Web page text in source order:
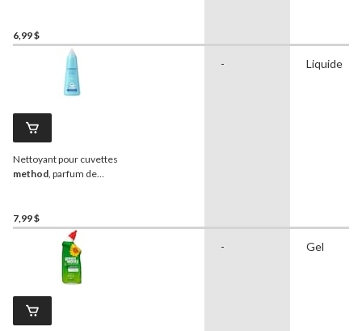
6,99 $
Nettoyant pour cuvettes
method, parfum de
7,99 $
- Liquide
- Gel